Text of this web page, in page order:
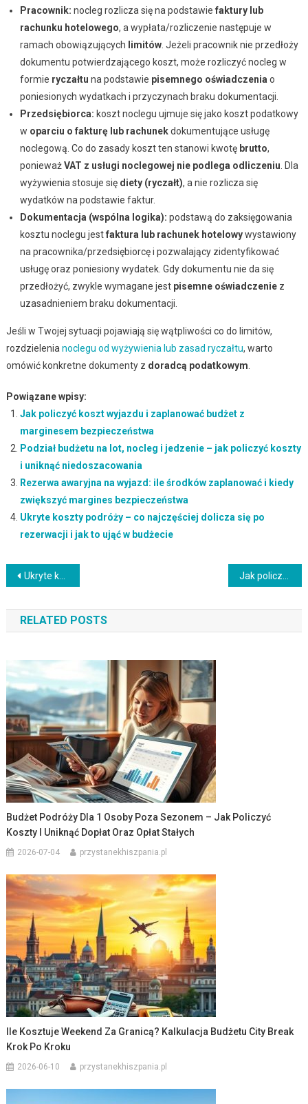
Pracownik: nocleg rozlicza się na podstawie faktury lub
rachunku hotelowego, a wypłata/rozliczenie następuje w
ramach obowiązujących limitów. Jeżeli pracownik nie przedłoży
dokumentu potwierdzającego koszt, może rozliczyć nocleg w
formie ryczałtu na podstawie pisemnego oświadczenia o
poniesionych wydatkach i przyczynach braku dokumentacji.
Przedsiębiorca: koszt noclegu ujmuje się jako koszt podatkowy
w oparciu o fakturę lub rachunekdokumentujące usługę
noclegową. Co do zasady koszt ten stanowi kwotę brutto,
ponieważVAT z usługi noclegowej nie podlega odliczeniu . Dla
wyżywienia stosuje się diety (ryczałt), a nie rozlicza się
wydatków na podstawie faktur.
Dokumentacja (wspólna logika): podstawą do zaksięgowania
kosztu noclegu jestfaktura lub rachunek hotelowywystawiony
na pracownika/przedsiębiorcę i pozwalający zidentyfikować
usługę oraz poniesiony wydatek. Gdy dokumentu nie da się
przedłożyć, zwykle wymagane jest pisemne oświadczeniez
uzasadnieniem braku dokumentacji.
Jeśli w Twojej sytuacji pojawiają się wątpliwości co do limitów,
rozdzielenia noclegu od wyżywienia lub zasad ryczałtu, warto
omówić konkretne dokumenty z doradcą podatkowym
Powiązane wpisy:
Jak policzyć koszt wyjazdu i zaplanować budżet z
marginesem bezpieczeństwa
Podział budżetu na lot, nocleg i jedzenie – jak policzyć koszty
i uniknąć niedoszacowania
Rezerwa awaryjna na wyjazd: ile środków zaplanować i kiedy
zwiększyć margines bezpieczeństwa
Ukryte koszty podróży – co najczęściej dolicza się po
rezerwacji i jak to ująć w budżecie
Nawigacja
wpisu
Ukryte koszty podróży – co najczęściej dolicza się po rezerwacji i jak to ująć w budżecie
RELATED POSTS
Budżet Podróży Dla 1 Osoby Poza Sezonem – Jak Policzyć
Koszty I Uniknąć Dopłat Oraz Opłat Stałych
2026-07-04 przystanekhiszpania.pl
Ile Kosztuje Weekend Za Granicą? Kalkulacja Budżetu City Break
Krok Po Kroku
2026-06-10 przystanekhiszpania.pl